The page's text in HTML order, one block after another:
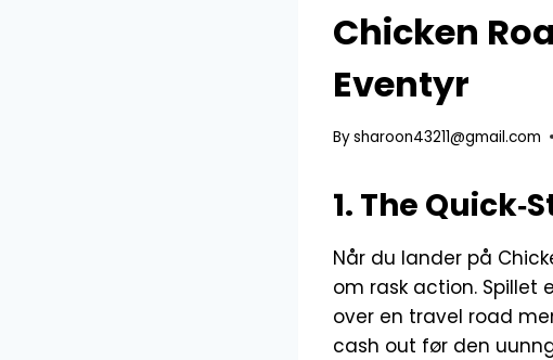
Chicken
Eventyr
Bysharoon43211@gmail.com
1. The
Når du lander på
om rask action. Spillet
over en travel road
cash out før den